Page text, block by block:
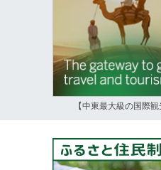
【中東最大級の国際